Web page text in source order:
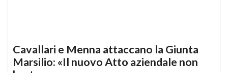
Cavallari e Menna attaccano la Giunta
Marsilio: «Il nuovo Atto aziendale non